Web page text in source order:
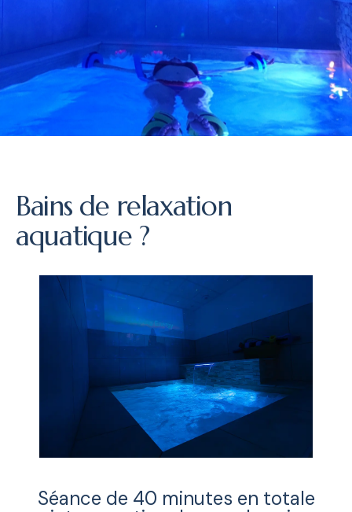
Bains de relaxation
aquatique ?
Séance de 40 minutes en totale